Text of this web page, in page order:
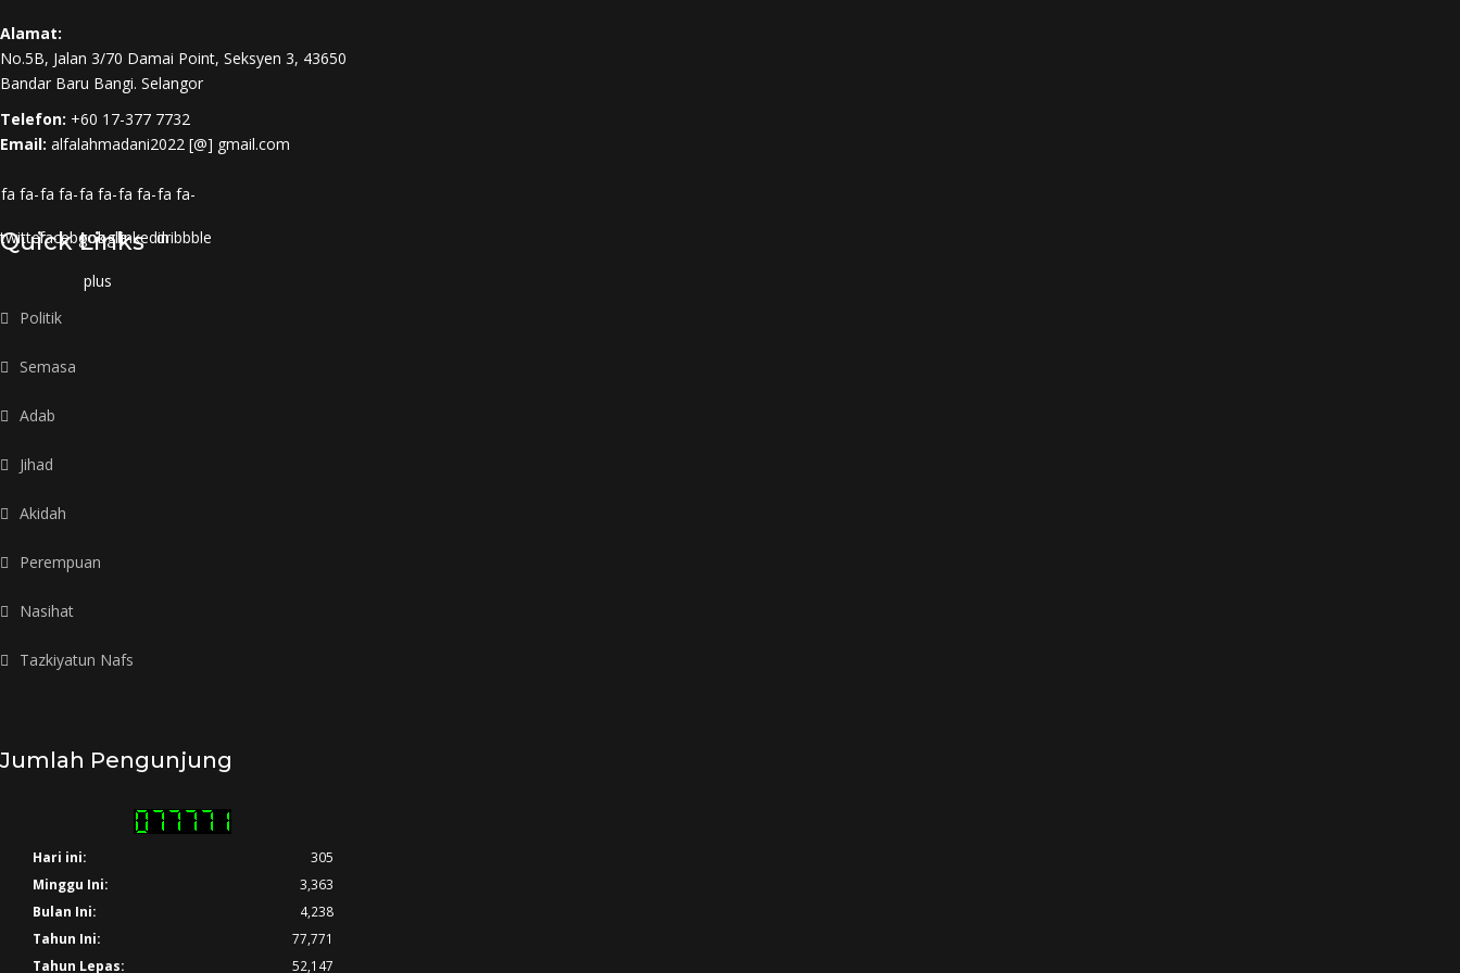
Alamat:
No.5B, Jalan 3/70 Damai Point, Seksyen 3, 43650
Bandar Baru Bangi. Selangor
Telefon: +60 17-377 7732
Email: alfalahmadani2022 [@] gmail.com
fa fa-
twitter
fa fa-
facebook
fa fa-
google-
plus
fa fa-
linkedin
fa fa-
dribbble
Quick Links
Politik
Semasa
Adab
Jihad
Akidah
Perempuan
Nasihat
Tazkiyatun Nafs
Jumlah Pengunjung
Hari ini:
305
Minggu Ini:
3,363
Bulan Ini:
4,238
Tahun Ini:
77,771
Tahun Lepas:
52,147